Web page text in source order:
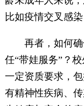
比如疫情交叉感
再者，如何确
任“带娃服务”？
一定资质要求，
有精神性疾病、